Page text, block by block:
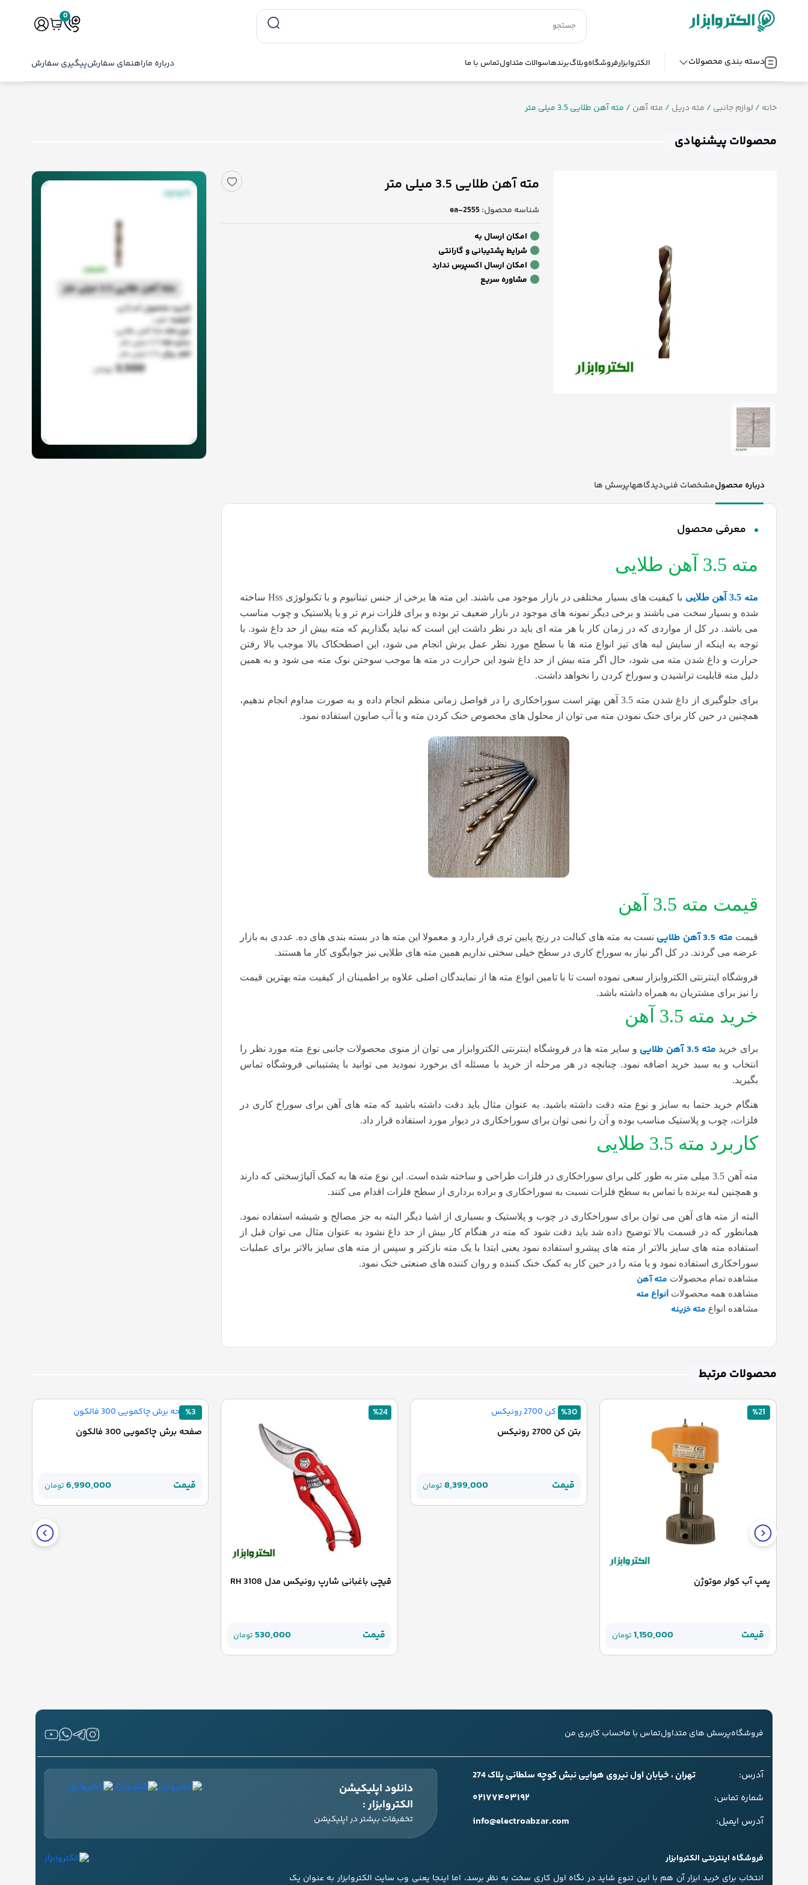
0
دسته بندی محصولات الکتروابزارفروشگاهوبلاگبرندهاسوالات متداولتماس با ما درباره ماراهنمای سفارشپیگیری سفارش
خانه / لوازم جانبی / مته دریل / مته آهن / مته آهن طلایی 3.5 میلی متر
محصولات پیشنهادی
مته آهن طلایی 3.5 میلی متر
شناسه محصول:ea-2555
امکان ارسال به
شرایط پشتیبانی و گارانتی
امکان ارسال اکسپرس ندارد
مشاوره سریع
درباره محصولمشخصات فنیدیدگاههاپرسش ها
معرفی محصول
مته 3.5 آهن طلایی
مته 3.5 آهن طلایی با کیفیت های بسیار مختلفی در بازار موجود می باشند. این مته ها برخی از جنس تیتانیوم و با تکنولوژیHss ساخته
شده و بسیار سخت می باشند و برخی دیگر نمونه های موجود در بازار ضعیف تر بوده و برای فلزات نرم تر و یا پلاستیک و چوب مناسب
می باشد. در کل از مواردی که در زمان کار با هر مته ای باید در نظر داشت این است که نباید بگذاریم که مته بیش از حد داغ شود. با
توجه به اینکه از سایش لبه های تیز انواع مته ها با سطح مورد نظر عمل برش انجام می شود، این اصطحکاک بالا موجب بالا رفتن
حرارت و داغ شدن مته می شود، حال اگر مته بیش از حد داغ شود این حرارت در مته ها موجب سوختن نوک مته می شود و به همین
دلیل مته قابلیت تراشیدن و سوراخ کردن را نخواهد داشت.
برای جلوگیری از داغ شدن مته 3.5 آهن بهتر است سوراخکاری را در فواصل زمانی منظم انجام داده و به صورت مداوم انجام ندهیم،
همچنین در حین کار برای خنک نمودن مته می توان از محلول های مخصوص خنک کردن مته و یا آب صابون استفاده نمود.
قیمت مته 3.5 آهن
قیمت مته 3.5 آهن طلایی نست به مته های کبالت در رنج پایین تری قرار دارد و معمولا این مته ها در بسته بندی های ده. عددی به بازار
عرضه می گردند. در کل اگر نیاز به سوراخ کاری در سطح خیلی سختی نداریم همین مته های طلایی نیز جوابگوی کار ما هستند.
فروشگاه اینترنتی الکتروابزار سعی نموده است تا با تامین انواع مته ها از نمایندگان اصلی علاوه بر اطمینان از کیفیت مته بهترین قیمت
را نیز برای مشتریان به همراه داشته باشد.
خرید مته 3.5 آهن
برای خرید مته 3.5 آهن طلایی
و سایر مته ها در فروشگاه اینترنتی الکتروابزار می توان از منوی محصولات جانبی نوع مته مورد نظر را
انتخاب و به سبد خرید اضافه نمود. چنانچه در هر مرحله از خرید با مسئله ای برخورد نمودید می توانید با پشتیبانی فروشگاه تماس
بگیرید.
هنگام خرید حتما به سایز و نوع مته دقت داشته باشید. به عنوان مثال باید دقت داشته باشید که مته های آهن برای سوراخ کاری در
فلزات، چوب و پلاستیک مناسب بوده و آن را نمی توان برای سوراخکاری در دیوار مورد استفاده قرار داد.
کاربرد مته 3.5 طلایی
مته آهن 3.5 میلی متر به طور کلی برای سوراخکاری در فلزات طراحی و ساخته شده است. این نوع مته ها به کمک آلیاژسختی که دارند
و همچنین لبه برنده با تماس به سطح فلزات نسبت به سوراخکاری و براده برداری از سطح فلزات اقدام می کنند.
البته از مته های آهن می توان برای سوراخکاری در چوب و پلاستیک و بسیاری از اشیا دیگر البته به جز مصالح و شیشه استفاده نمود.
همانطور که در قسمت بالا توضیح داده شد باید دقت شود که مته در هنگام کار بیش از حد داغ نشود به عنوان مثال می توان قبل از
استفاده مته های سایز بالاتر از مته های پیشرو استفاده نمود یعنی ابتدا با یک مته نازکتر و سپس از مته های سایز بالاتر برای عملیات
سوراخکاری استفاده نمود و یا مته را در حین کار به کمک خنک کننده و روان کننده های صنعتی خنک نمود.
مشاهده تمام محصولات مته آهن
مشاهده همه محصولات انواع مته
مشاهده انواع مته خزینه
ناموجود
مته آهن طلایی 3.5 میلی متر
کاربرد محصولآهنگری
کیفیت خوب
نوع متهمته آهن طلایی
سایز مته3.5 میلی متر
قطر برش3.5 میلی متر
3,500 تومان
محصولات مرتبط
%21
پمپ آب کولر موتوژن
قیمت 1,150,000 تومان
%30
بتن کن 2700 رونیکس
قیمت 8,399,000 تومان
%24
قیچی باغبانی شارپ رونیکس مدل RH 3108
قیمت 530,000 تومان
%3
صفحه برش چاکمویی 300 فالکون
قیمت 6,990,000 تومان
فروشگاهپرسش های متداولتماس با ماحساب کاربری من
آدرس:
تهران ، خیابان اول نیروی هوایی نبش کوچه سلطانی پلاک 274
شماره تماس:
۰۲۱۷۷۴۰۳۱۹۲
آدرس ایمیل: info@electroabzar.com
دانلود اپلیکیشن
الکتروابزار :
تخفیفات بیشتر در اپلیکیشن
فروشگاه اینترنتی الکتروابزار
انتخاب برای خرید ابزار آن هم با این تنوع شاید در نگاه اول کاری سخت به نظر برسد، اما اینجا یعنی وب سایت الکتروابزار به عنوان یک